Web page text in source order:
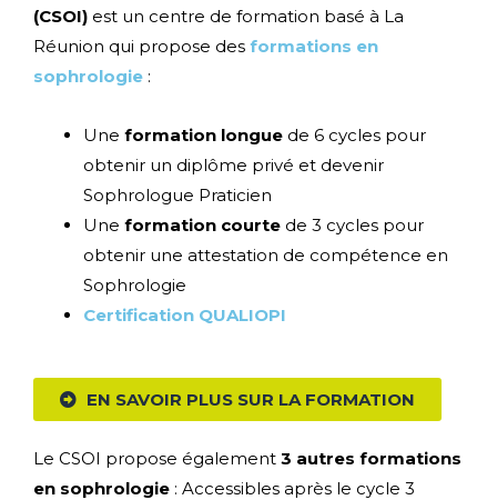
(CSOI) est un centre de formation basé à La
Réunion qui propose des formations en
sophrologie :
Une formation longue de 6 cycles pour
obtenir un diplôme privé et devenir
Sophrologue Praticien
Une formation courte de 3 cycles pour
obtenir une attestation de compétence en
Sophrologie
Certification QUALIOPI
EN SAVOIR PLUS SUR LA FORMATION
Le CSOI propose également 3 autres formations
en sophrologie : Accessibles après le cycle 3